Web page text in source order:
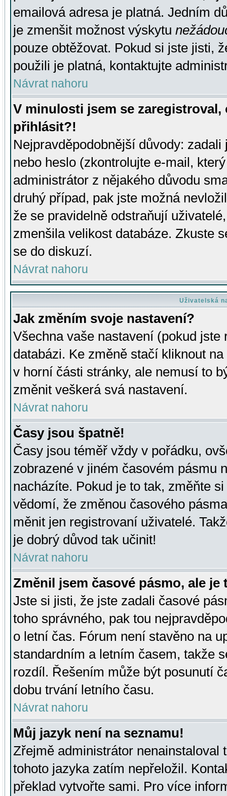
emailová adresa je platná. Jedním
je zmenšit možnost výskytu
pouze obtěžovat. Pokud si jste jisti,
použili je platná, kontaktujte
Návrat nahoru
V minulosti jsem se
přihlásit?!
Nejpravděpodobnější důvody:
nebo heslo (zkontrolujte e-mail,
administrátor z nějakého důvodu
druhý případ, pak jste možná
že se pravidelně odstraňují
zmenšila velikost databáze. Zkuste
se do diskuzí.
Návrat nahoru
Uživatelská
Jak změním svoje nastavení?
Všechna vaše nastavení (pokud
databázi. Ke změně stačí kliknout
v horní části stránky, ale nemusí to
změnit veškerá svá nastavení.
Návrat nahoru
Časy jsou špatně!
Časy jsou téměř vždy v pořádku,
zobrazené v jiném časovém pásmu
nacházíte. Pokud je to tak, změňte
vědomí, že změnou časového
měnit jen registrovaní uživatelé.
je dobrý důvod tak učinit!
Návrat nahoru
Změnil jsem časové pásmo, ale je
Jste si jisti, že jste zadali časové
toho správného, pak tou
o letní čas. Fórum není stavěno na
standardním a letním časem, takže
rozdíl. Řešením může být posunutí
dobu trvání letního času.
Návrat nahoru
Můj jazyk není na seznamu!
Zřejmě administrátor nenainstaloval
tohoto jazyka zatím nepřeložil.
překlad vytvořte sami. Pro více